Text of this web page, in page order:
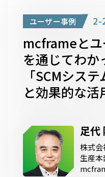
ユーザー事例 2-
mcframeとユ
を通じてわか
「SCMシス
と効果的な活
足代
株式会
生産本